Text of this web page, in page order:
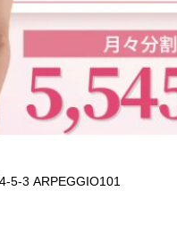
5-3 ARPEGGIO101